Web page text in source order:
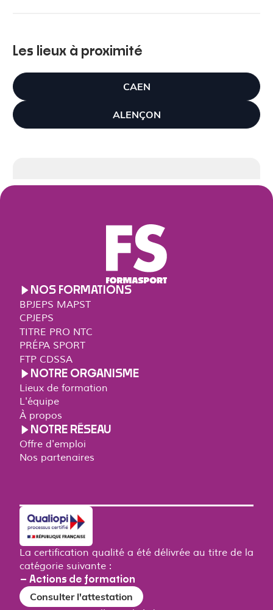
Les lieux à proximité
CAEN
ALENÇON
NOS FORMATIONS
BPJEPS MAPST
CPJEPS
TITRE PRO NTC
PRÉPA SPORT
FTP CDSSA
NOTRE ORGANISME
Lieux de formation
L'équipe
À propos
NOTRE RÉSEAU
Offre d'emploi
Nos partenaires
La certification qualité a été délivrée au titre de la
catégorie suivante :
– Actions de formation
Consulter l'attestation